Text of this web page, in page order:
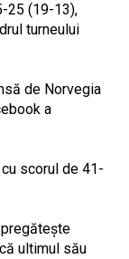
25 (19-13),
turneului
de Norvegia
a
scorul de 41-
pregăteşte
ultimul său